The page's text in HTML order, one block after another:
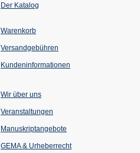
Der Katalog
Warenkorb
Versandgebühren
Kundeninformationen
Wir über uns
Veranstaltungen
einem
Tab)
Manuskriptangebote
GEMA & Urheberrecht